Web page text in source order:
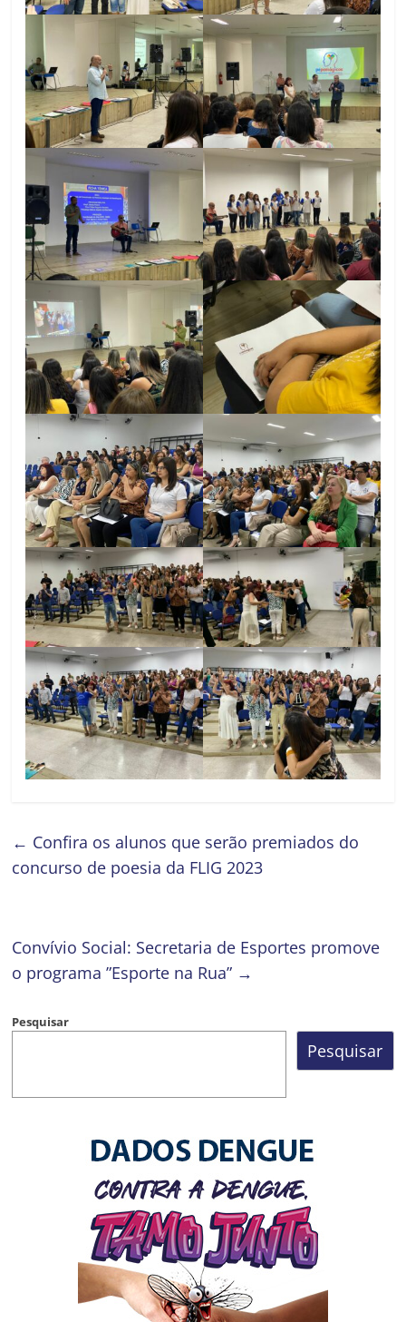
← Confira os alunos que serão premiados do
concurso de poesia da FLIG 2023
Convívio Social: Secretaria de Esportes promove
o programa ”Esporte na Rua” →
Pesquisar
Pesquisar